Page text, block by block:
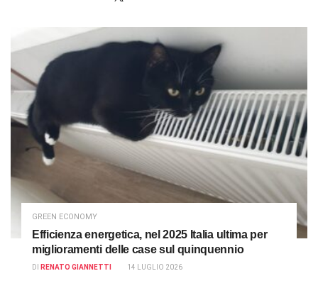
GREEN ECONOMY
Efficienza energetica, nel 2025 Italia ultima per
miglioramenti delle case sul quinquennio
DI RENATO GIANNETTI 14 LUGLIO 2026